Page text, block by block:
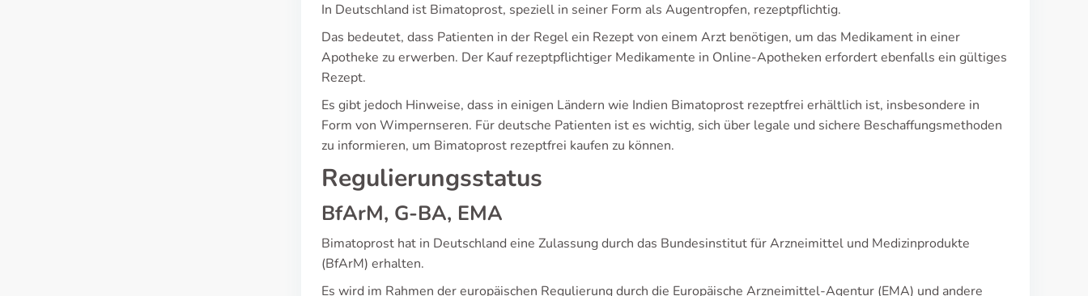
In Deutschland ist Bimatoprost, speziell in seiner Form als Augentropfen, rezeptpflichtig.
Das bedeutet, dass Patienten in der Regel ein Rezept von einem Arzt benötigen, um das Medikament in einer
Apotheke zu erwerben. Der Kauf rezeptpflichtiger Medikamente in Online-Apotheken erfordert ebenfalls ein gültiges
Rezept.
Es gibt jedoch Hinweise, dass in einigen Ländern wie Indien Bimatoprost rezeptfrei erhältlich ist, insbesondere in
Form von Wimpernseren. Für deutsche Patienten ist es wichtig, sich über legale und sichere Beschaffungsmethoden
zu informieren, um Bimatoprost rezeptfrei kaufen zu können.
Regulierungsstatus
BfArM, G-BA, EMA
Bimatoprost hat in Deutschland eine Zulassung durch das Bundesinstitut für Arzneimittel und Medizinprodukte
(BfArM) erhalten.
Es wird im Rahmen der europäischen Regulierung durch die Europäische Arzneimittel-Agentur (EMA) und andere